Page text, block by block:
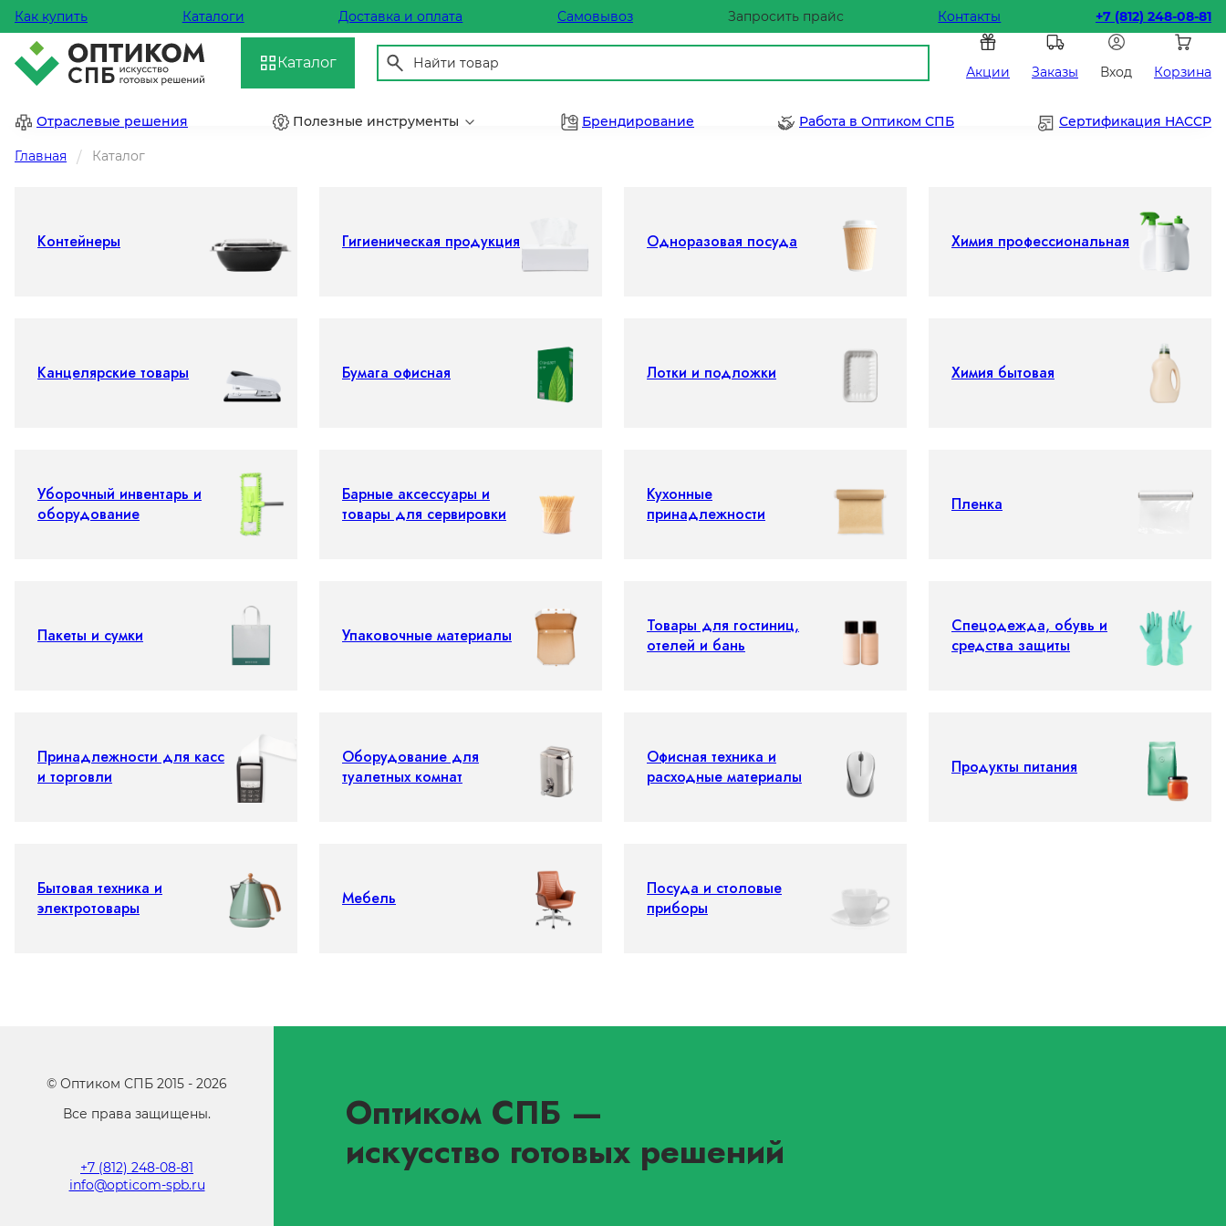
Как купить Каталоги Доставка и оплата Самовывоз Запросить прайс Контакты +7 (812) 248-08-81
Каталог
Акции Заказы Вход Корзина
Отраслевые решения Полезные инструменты Брендирование Работа в Оптиком СПБ Сертификация HACCP
Главная Каталог
Контейнеры Гигиеническая продукция Одноразовая посуда Химия профессиональная
Канцелярские товары Бумага офисная Лотки и подложки Химия бытовая
Уборочный инвентарь и
оборудование
Барные аксессуары и
товары для сервировки
Кухонные
принадлежности
Пленка
Пакеты и сумки Упаковочные материалы
Товары для гостиниц,
отелей и бань
Спецодежда, обувь и
средства защиты
Принадлежности для касс
и торговли
Оборудование для
туалетных комнат
Офисная техника и
расходные материалы
Продукты питания
Бытовая техника и
электротовары
Мебель
Посуда и столовые
приборы
© Оптиком СПБ 2015 - 2026
Все права защищены.
+7 (812) 248-08-81
info@opticom-spb.ru
Оптиком СПБ —
искусство готовых решений